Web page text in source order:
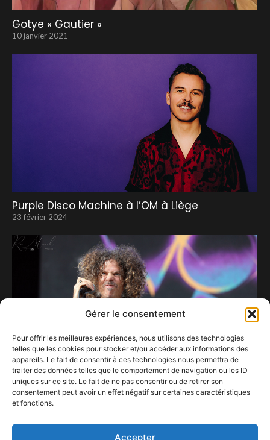
Gérer le consentement
Pour offrir les meilleures expériences, nous utilisons des technologies
telles que les cookies pour stocker et/ou accéder aux informations des
appareils. Le fait de consentir à ces technologies nous permettra de
traiter des données telles que le comportement de navigation ou les ID
uniques sur ce site. Le fait de ne pas consentir ou de retirer son
consentement peut avoir un effet négatif sur certaines caractéristiques
et fonctions.
Accepter
Gotye « Gautier »
10 janvier 2021
Purple Disco Machine à l’OM à Liège
23 février 2024
18 avril 2024